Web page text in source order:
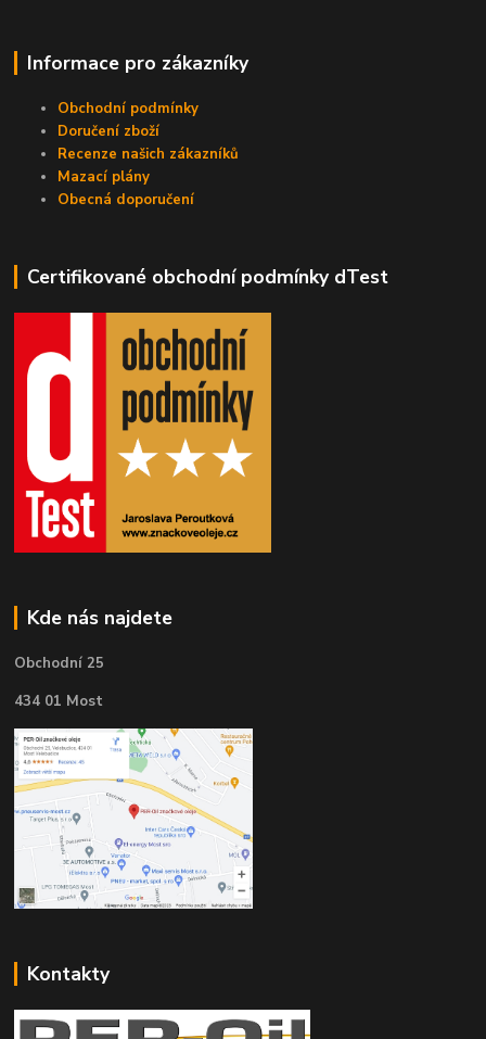
Informace pro zákazníky
Obchodní podmínky
Doručení zboží
Recenze našich zákazníků
Mazací plány
Obecná doporučení
Certifikované obchodní podmínky dTest
Kde nás najdete
Obchodní 25
434 01 Most
Kontakty